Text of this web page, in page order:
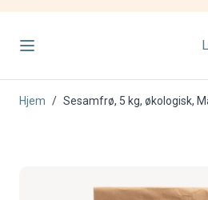
Hjem / Sesamfrø, 5 kg, økologisk,